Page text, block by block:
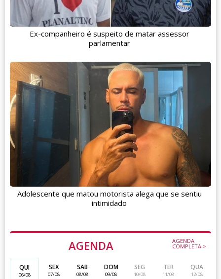
AGENDA AGENDA
COMPLETA >
QUI
06/08
SEX
07/08
SAB
08/08
DOM
09/08
SEG
10/08
TER
11/08
QUA
12/08
Ex-companheiro é suspeito de matar assessor
parlamentar
Adolescente que matou motorista alega que se sentiu
intimidado